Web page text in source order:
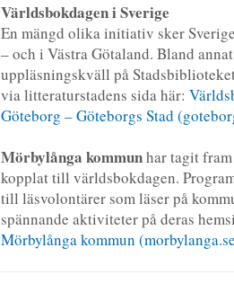
Världsbokdagen i Sverige
En mängd olika initiativ sker
– och i Västra Götaland. Bland
uppläsningskväll på
via litteraturstadens sida här:
Göteborg – Göteborgs Stad
Mörbylånga kommunhar tagit
kopplat till världsbokdagen.
till läsvolontärer som läser på
spännande aktiviteter på deras
Mörbylånga kommun